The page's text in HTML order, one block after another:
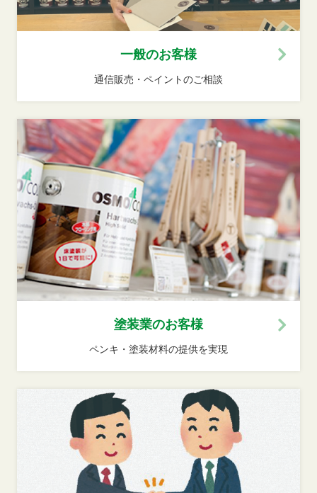
一般のお客様
通信販売・ペイントのご相談
塗装業のお客様
ペンキ・塗装材料の提供を実現